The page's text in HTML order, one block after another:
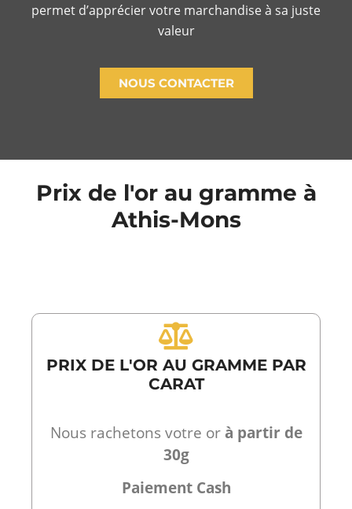
permet d’apprécier votre marchandise à sa juste
valeur
NOUS CONTACTER
Prix de l'or au gramme à
Athis-Mons
PRIX DE L'OR AU GRAMME PAR
CARAT
Nous rachetons votre orà partir de
30g
Paiement Cash